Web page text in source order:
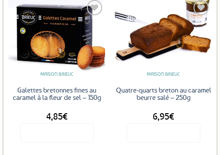
Ajouter
aux
favoris
MAISON BRIEUC
Galettes bretonnes fines au
caramel à la fleur de sel – 150g
4,85€
Ajouter
aux
favoris
MAISON BRIEUC
Quatre-quarts breton au caramel
beurre salé – 250g
6,95€